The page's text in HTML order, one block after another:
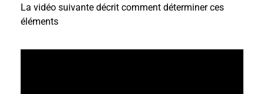
La vidéo suivante décrit comment déterminer ces
éléments